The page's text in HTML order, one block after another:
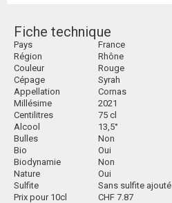
Fiche technique
Pays
France
Région
Rhône
Couleur
Rouge
Cépage
Syrah
Appellation
Cornas
Millésime
2021
Centilitres
75 cl
Alcool
13,5°
Bulles
Non
Bio
Oui
Biodynamie
Non
Nature
Oui
Sulfite
Sans sulfite ajouté
Prix pour 10cl
CHF 7.87